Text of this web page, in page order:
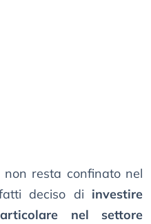
non resta confinato nel
deciso di investire
nel settore